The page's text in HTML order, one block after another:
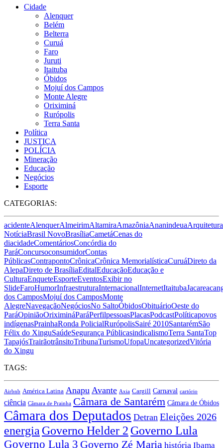
Cidade
Alenquer
Belém
Belterra
Curuá
Faro
Juruti
Itaituba
Óbidos
Mojuí dos Campos
Monte Alegre
Oriximiná
Rurópolis
Terra Santa
Política
JUSTIÇA
POLÍCIA
Mineração
Educação
Negócios
Esporte
CATEGORIAS:
acidenteAlenquerAlmeirimAltamiraAmazôniaAnanindeuaArquitetura
NotíciaBrasil NovoBrasíliaCametáCenas do
diacidadeComentáriosConcórdia do
ParáConcursoconsumidorContas
PúblicasContrapontoCrônicaCrônica MemorialísticaCuruáDireto da
AlepaDireto de BrasíliaEditalEducaçãoEducação e
CulturaEnqueteEsporteEventosExibir no
SlideFaroHumorInfraestruturaInternacionalInternetItaituba
dos CamposMojuí dos CamposMonte
AlegreNavegaçãoNegóciosNo SaltoÓbidosObituárioOeste do
ParáOpiniãoOriximináParáPerfilpessoasPlacasPodcastPolíticapovos
indígenasPrainhaRonda PolicialRurópolisSairé 2010SantarémSão
Félix do XinguSaúdeSegurança PúblicasindicalismoTerra SantaTop
TapajósTrairãotrânsitoTribunaTurismoUfopaUncategorizedVitória
do Xingu
TAGS:
Airbnb América Latina Anapu Avante Axia Cargill Carnaval cartório
ciência Câmara de Prainha Câmara de Santarém Câmara de Óbidos
Câmara dos Deputados Detran Eleições 2026
energia Governo Helder 2 Governo Lula
Governo Lula 3 Governo Zé Maria história Ibama